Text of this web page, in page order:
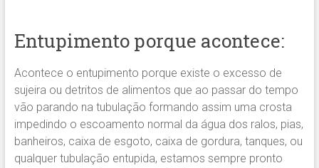
Entupimento porque acontece:
Acontece o entupimento porque existe o excesso de
sujeira ou detritos de alimentos que ao passar do tempo
vão parando na tubulação formando assim uma crosta
impedindo o escoamento normal da água dos ralos, pias,
banheiros, caixa de esgoto, caixa de gordura, tanques, ou
qualquer tubulação entupida, estamos sempre pronto